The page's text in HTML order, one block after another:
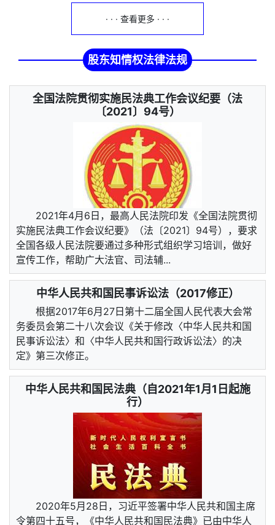
· · · 查看更多 · · ·
股东知情权法律法规
全国法院贯彻实施民法典工作会议纪要（法
〔2021〕94号）
2021年4月6日，最高人民法院印发《全国法院贯彻
实施民法典工作会议纪要》（法〔2021〕94号），要求
全国各级人民法院要通过多种形式组织学习培训，做好
宣传工作，帮助广大法官、司法辅...
中华人民共和国民事诉讼法（2017修正）
根据2017年6月27日第十二届全国人民代表大会常
务委员会第二十八次会议《关于修改〈中华人民共和国
民事诉讼法〉和〈中华人民共和国行政诉讼法〉的决
定》第三次修正。
中华人民共和国民法典（自2021年1月1日起施
行）
2020年5月28日，习近平签署中华人民共和国主席
令第四十五号，《中华人民共和国民法典》已由中华人